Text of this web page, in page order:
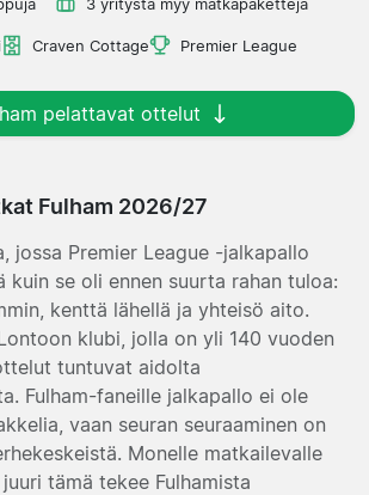
3 yritystä myy matkapaketteja
Craven Cottage Premier League
pelattavat ottelut
Fulham 2026/27
jossa Premier League -jalkapallo
kuin se oli ennen suurta rahan tuloa:
kenttä lähellä ja yhteisö aito.
klubi, jolla on yli 140 vuoden
tuntuvat aidolta
Fulham-faneille jalkapallo ei ole
vaan seuran seuraaminen on
Monelle matkailevalle
tämä tekee Fulhamista